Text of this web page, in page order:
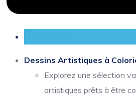
Dessins Artistiques à
Explorez une sélection
artistiques prêts à être